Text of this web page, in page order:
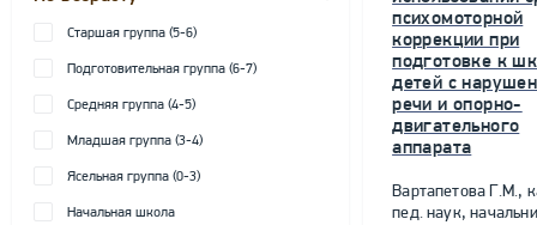
Старшая группа (5-6)
Подготовительная группа (6-7)
Средняя группа (4-5)
Младшая группа (3-4)
Ясельная группа (0-3)
Начальная школа
психомоторной
коррекции при
подготовке к
детей с
речи и опорно-
двигательного
аппарата
Вартапетова Г.М.,
пед. наук,